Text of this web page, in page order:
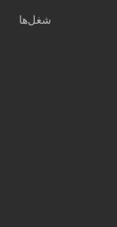
شغل‌ها